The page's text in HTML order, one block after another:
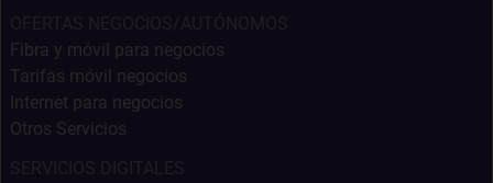
Fibra y móvil para negocios
Tarifas móvil negocios
Internet para negocios
Otros Servicios